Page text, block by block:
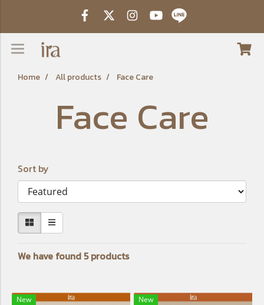
Home All products Face Care
Face Care
Sort by
We have found 5 products
New New